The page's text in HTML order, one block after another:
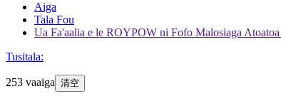
Aiga
Tala Fou
Ua Fa'aalia e le ROYPOW ni Fofo Malosiaga
Tusitala:
253 vaaiga 清空